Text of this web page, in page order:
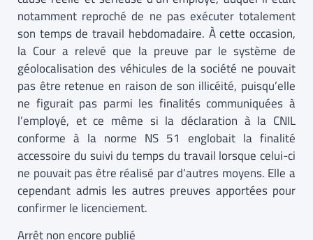
notamment reproché de ne pas exécuter totalement
son temps de travail hebdomadaire. À cette occasion,
la Cour a relevé que la preuve par le système de
géolocalisation des véhicules de la société ne pouvait
pas être retenue en raison de son illicéité, puisqu’elle
ne figurait pas parmi les finalités communiquées à
l’employé, et ce même si la déclaration à la CNIL
conforme à la norme NS 51 englobait la finalité
accessoire du suivi du temps du travail lorsque celui-ci
ne pouvait pas être réalisé par d’autres moyens. Elle a
cependant admis les autres preuves apportées pour
confirmer le licenciement.
Arrêt non encore publié